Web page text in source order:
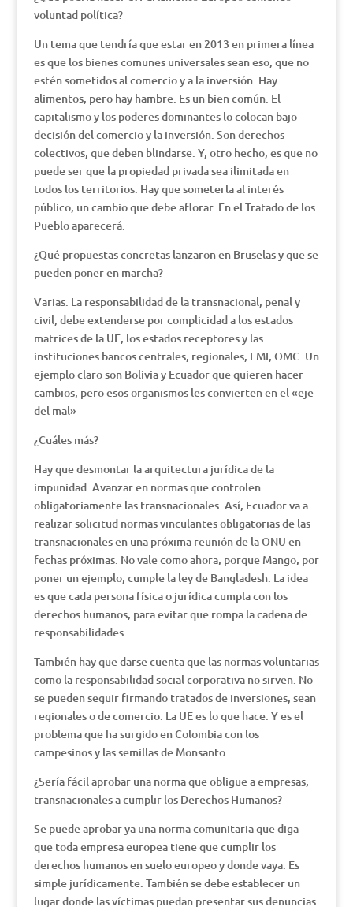
voluntad política?
Un tema que tendría que estar en 2013 en primera línea
es que los bienes comunes universales sean eso, que no
estén sometidos al comercio y a la inversión. Hay
alimentos, pero hay hambre. Es un bien común. El
capitalismo y los poderes dominantes lo colocan bajo
decisión del comercio y la inversión. Son derechos
colectivos, que deben blindarse. Y, otro hecho, es que no
puede ser que la propiedad privada sea ilimitada en
todos los territorios. Hay que someterla al interés
público, un cambio que debe aflorar. En el Tratado de los
Pueblo aparecerá.
¿Qué propuestas concretas lanzaron en Bruselas y que se
pueden poner en marcha?
Varias. La responsabilidad de la transnacional, penal y
civil, debe extenderse por complicidad a los estados
matrices de la UE, los estados receptores y las
instituciones bancos centrales, regionales, FMI, OMC. Un
ejemplo claro son Bolivia y Ecuador que quieren hacer
cambios, pero esos organismos les convierten en el «eje
del mal»
¿Cuáles más?
Hay que desmontar la arquitectura jurídica de la
impunidad. Avanzar en normas que controlen
obligatoriamente las transnacionales. Así, Ecuador va a
realizar solicitud normas vinculantes obligatorias de las
transnacionales en una próxima reunión de la ONU en
fechas próximas. No vale como ahora, porque Mango, por
poner un ejemplo, cumple la ley de Bangladesh. La idea
es que cada persona física o jurídica cumpla con los
derechos humanos, para evitar que rompa la cadena de
responsabilidades.
También hay que darse cuenta que las normas voluntarias
como la responsabilidad social corporativa no sirven. No
se pueden seguir firmando tratados de inversiones, sean
regionales o de comercio. La UE es lo que hace. Y es el
problema que ha surgido en Colombia con los
campesinos y las semillas de Monsanto.
¿Sería fácil aprobar una norma que obligue a empresas,
transnacionales a cumplir los Derechos Humanos?
Se puede aprobar ya una norma comunitaria que diga
que toda empresa europea tiene que cumplir los
derechos humanos en suelo europeo y donde vaya. Es
simple jurídicamente. También se debe establecer un
lugar donde las víctimas puedan presentar sus denuncias